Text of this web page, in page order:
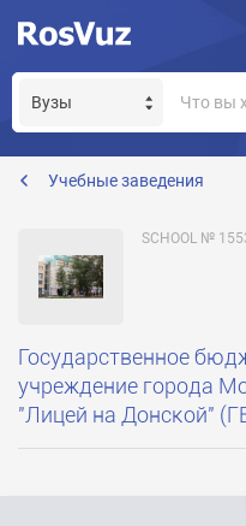
Учебные заведения
SCHOOL №
Государственное
учреждение города
"Лицей на Донской"